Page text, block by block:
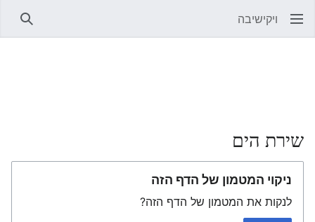
ויקישיבה
שירת הים
ניקוי המטמון של הדף הזה
לנקות את המטמון של הדף הזה?